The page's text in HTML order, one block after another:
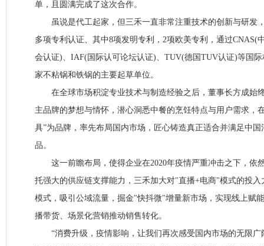
单，且圆满完成了这次合作。
虽说是代工起家，但三禾一直非常注重技术的创新与研发
多项专利认证、其中8项发明专利，2项欧美专利，通过CNAS(
会认证)、IAF(国际认可论坛认证)、TUV(德国TUV认证)等国
家不粘锅和铁锅的主要起草单位。
在全球市场积淀专业技术与制造经验之后，董事长方成始
主品牌的梦想与情怀，潜心洞悉中餐的烹饪特点与用户需求，
具”为品牌，率先布局国内市场，匠心铸造真正适合并满足中
品。
这一前瞻布局，使得企业在2020年疫情严重冲击之下，依
托强大的供应链支撑能力，三禾加大对"直播+电商"模式的投
模式，吸引公域流量，掘金"快抖微"增量新市场，实现线上赋
播带货、场景化营销推动销售转化。
“消费升级，疫情影响，让我们再次感受国内市场的无限广